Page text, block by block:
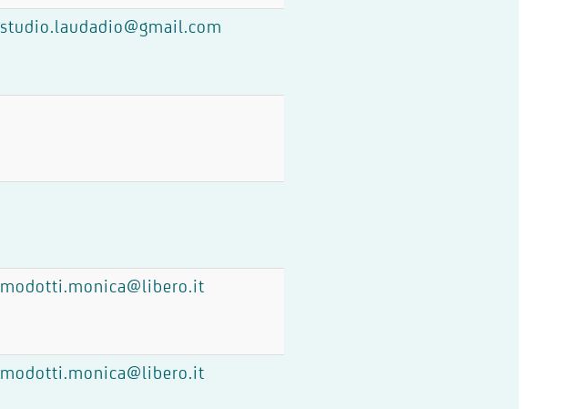
studio.laudadio@gmail.com
modotti.monica@libero.it
modotti.monica@libero.it